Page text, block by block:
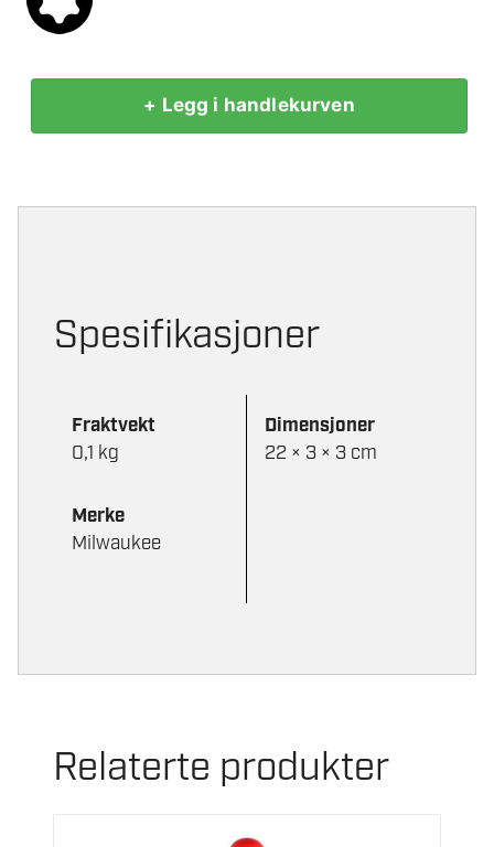
+ Legg i handlekurven
Spesifikasjoner
Fraktvekt
0,1 kg
Dimensjoner
22 × 3 × 3 cm
Merke
Milwaukee
Relaterte produkter